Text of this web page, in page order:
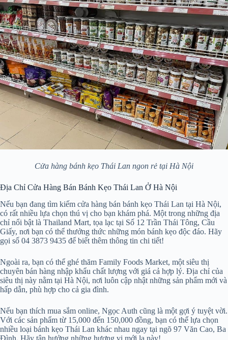
Cửa hàng bánh kẹo Thái Lan ngon rẻ tại Hà Nội
Địa Chỉ Cửa Hàng Bán Bánh Kẹo Thái Lan Ở Hà Nội
Nếu bạn đang tìm kiếm cửa hàng bán bánh kẹo Thái Lan tại Hà Nội,
có rất nhiều lựa chọn thú vị cho bạn khám phá. Một trong những địa
chỉ nổi bật là Thailand Mart, tọa lạc tại Số 12 Trần Thái Tông, Cầu
Giấy, nơi bạn có thể thưởng thức những món bánh kẹo độc đáo. Hãy
gọi số 04 3873 9435 để biết thêm thông tin chi tiết!
Ngoài ra, bạn có thể ghé thăm Family Foods Market, một siêu thị
chuyên bán hàng nhập khẩu chất lượng với giá cả hợp lý. Địa chỉ của
siêu thị này nằm tại Hà Nội, nơi luôn cập nhật những sản phẩm mới và
hấp dẫn, phù hợp cho cả gia đình.
Nếu bạn thích mua sắm online, Ngọc Auth cũng là một gợi ý tuyệt vời.
Với các sản phẩm từ 15,000 đến 150,000 đồng, bạn có thể lựa chọn
nhiều loại bánh kẹo Thái Lan khác nhau ngay tại ngõ 97 Văn Cao, Ba
Đình. Hãy tận hưởng những hương vị mới lạ này!